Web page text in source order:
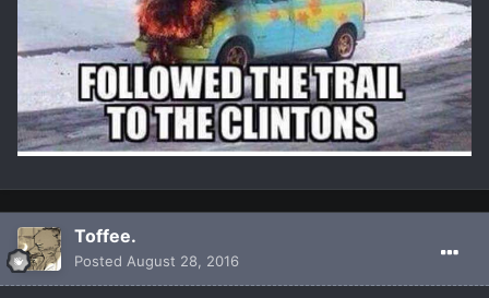
Toffee.
Posted August 28, 2016